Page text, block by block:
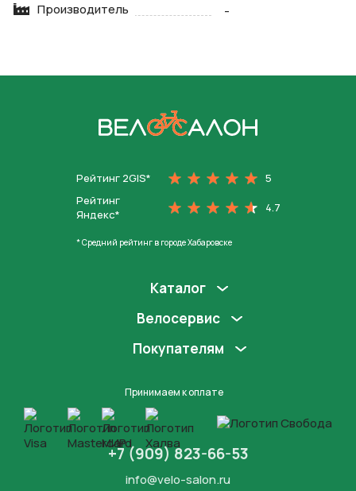
Производитель -
Рейтинг 2GIS*
5
Рейтинг
Яндекс*
4.7
* Средний рейтинг в городе Хабаровске
Каталог
Велосервис
Покупателям
Принимаем к оплате
+7 (909) 823-66-53
info@velo-salon.ru